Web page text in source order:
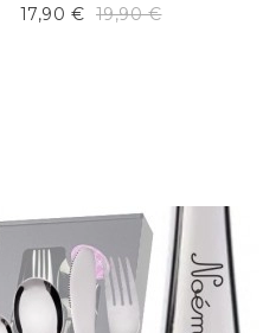
17,90 € 19,90 €